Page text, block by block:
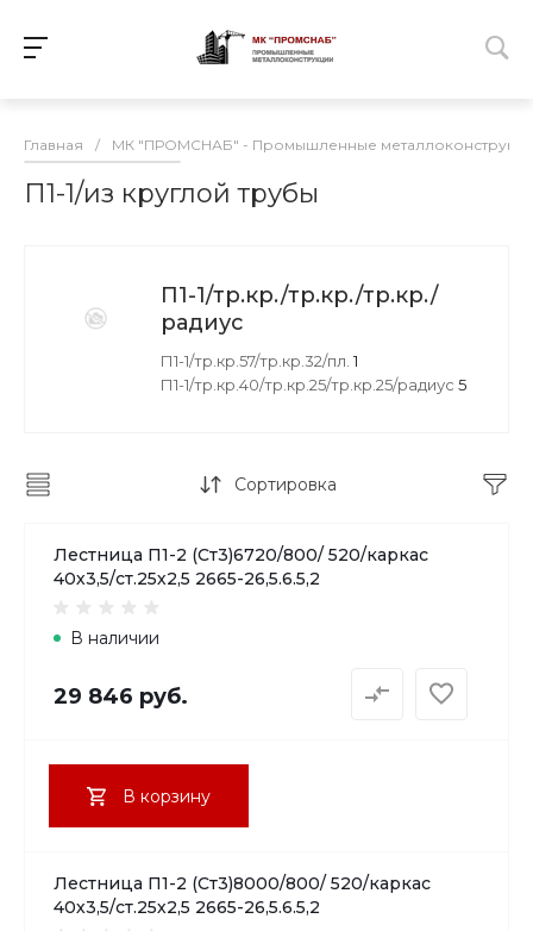
Главная / МК "ПРОМСНАБ" - Промышленные
П1-1/из круглой трубы
П1-1/тр.кр./тр.кр./тр.кр./
радиус
П1-1/тр.кр.57/тр.кр.32/пл. 1
П1-1/тр.кр.40/тр.кр.25/тр.кр.25/радиус 5
Сортировка
Лестница П1-2 (Ст3)6720/800/ 520/каркас
40х3,5/ст.25х2,5 2665-26,5.6.5,2
В наличии
29 846 руб.
В корзину
Лестница П1-2 (Ст3)8000/800/ 520/каркас
40х3,5/ст.25х2,5 2665-26,5.6.5,2